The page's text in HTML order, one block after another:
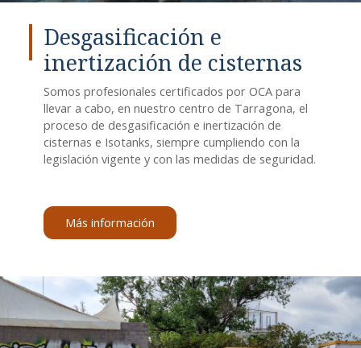
Desgasificación e
inertización de cisternas
Somos profesionales certificados por OCA para
llevar a cabo, en nuestro centro de Tarragona, el
proceso de desgasificación e inertización de
cisternas e Isotanks, siempre cumpliendo con la
legislación vigente y con las medidas de seguridad.
Más información